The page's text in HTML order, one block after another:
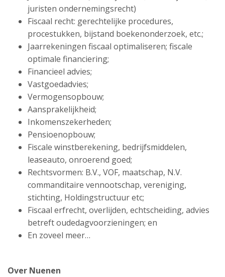
juristen ondernemingsrecht)
Fiscaal recht: gerechtelijke procedures,
procestukken, bijstand boekenonderzoek, etc.;
Jaarrekeningen fiscaal optimaliseren; fiscale
optimale financiering;
Financieel advies;
Vastgoedadvies;
Vermogensopbouw;
Aansprakelijkheid;
Inkomenszekerheden;
Pensioenopbouw;
Fiscale winstberekening, bedrijfsmiddelen,
leaseauto, onroerend goed;
Rechtsvormen: B.V., VOF, maatschap, N.V.
commanditaire vennootschap, vereniging,
stichting, Holdingstructuur etc;
Fiscaal erfrecht, overlijden, echtscheiding, advies
betreft oudedagvoorzieningen; en
En zoveel meer…
Over Nuenen